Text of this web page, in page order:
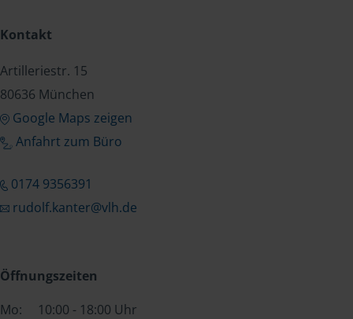
Kontakt
Artilleriestr. 15
80636 München
Google Maps zeigen
Anfahrt zum Büro
0174 9356391
rudolf.kanter@vlh.de
Öffnungszeiten
Mo:
10:00 - 18:00 Uhr